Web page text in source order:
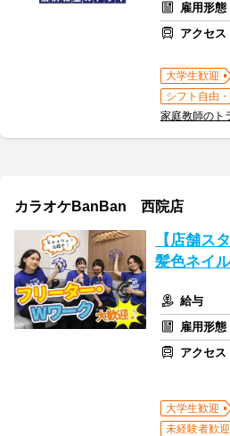
雇用形態
アクセス
大学生歓迎
シフト自由
家庭教師のト
カラオケBanBan 西院店
【店舗ス
髪色ネイ
給与
雇用形態
アクセス
大学生歓迎
未経験者歓迎